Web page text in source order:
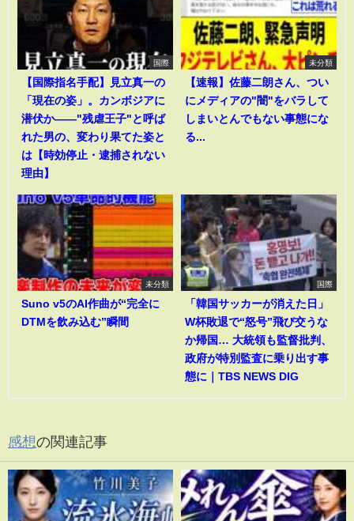
国際
【国際指名手配】見立真一の
「現在の姿」。カンボジアに
潜伏か――"残虐王子"と呼ば
れた男の、変わり果てた姿と
は【時効停止・逮捕されない
理由】
未分類
【速報】佐藤二朗さん、つい
にメディアの"闇"をバラして
しまいとんでもない事態にな
る...
未分類
Suno v5のAI作曲が“完全に
DTMを飲み込む”瞬間
国際
「韓国サッカーが消えた日」
W杯敗退で“怒号”飛び交うな
か帰国… 大統領も監督批判、
政府が特別監査に乗り出す事
態に｜TBS NEWS DIG
感想の関連記事